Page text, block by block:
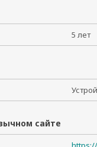
5 лет
сайте